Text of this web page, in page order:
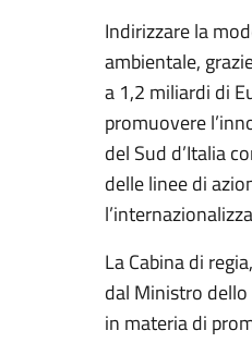
Indirizzare la
ambientale,
a 1,2 miliardi di
promuovere
del Sud d’Italia
delle linee di
La Cabina di
dal Ministro
in materia di